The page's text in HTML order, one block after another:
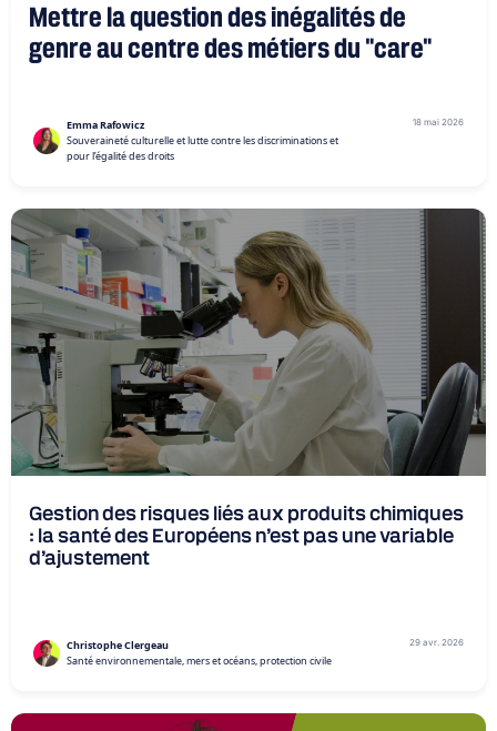
Mettre la question des inégalités de
genre au centre des métiers du "care"
Emma Rafowicz
Souveraineté culturelle et lutte contre les discriminations et
pour l’égalité des droits
18 mai 2026
Gestion des risques liés aux produits chimiques
: la santé des Européens n’est pas une variable
d’ajustement
Christophe Clergeau
Santé environnementale, mers et océans, protection civile
29 avr. 2026